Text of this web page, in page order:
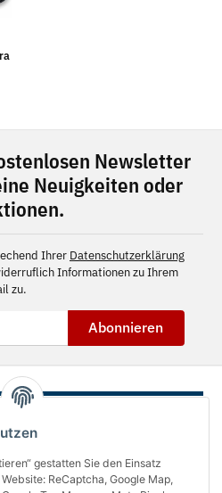
gestatten Sie den Einsatz
ReCaptcha, Google Map,
Newsletter
Neuigkeiten oder
Ihrer Datenschutzerklärung
Informationen zu Ihrem
zu.
Abonnieren